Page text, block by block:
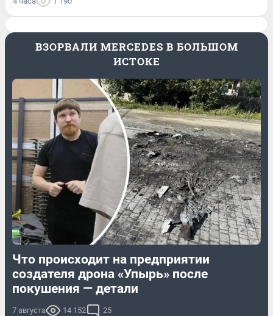
ВЗОРВАЛИ MERCEDES В БОЛЬШОМ
ИСТОКЕ
Что происходит на предприятии
создателя дрона «Упырь» после
покушения — детали
7 августа 14 152 25